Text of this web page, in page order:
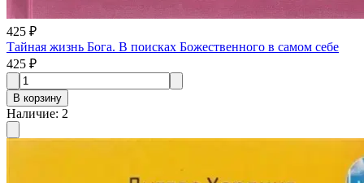
425 ₽
Тайная жизнь Бога. В поисках Божественного в самом себе
425 ₽
В корзину
Наличие: 2